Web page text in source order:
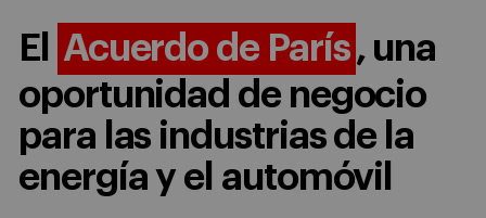
El Acuerdo de París , una
oportunidad de negocio
para las industrias de la
energía y el automóvil